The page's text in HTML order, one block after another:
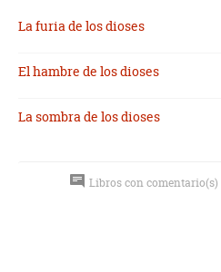
La furia de los dioses
El hambre de los dioses
La sombra de los dioses
Libros con comentario(s)